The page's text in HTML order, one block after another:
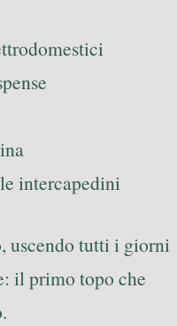
intercapedini
uscendo tutti i giorni
il primo topo che